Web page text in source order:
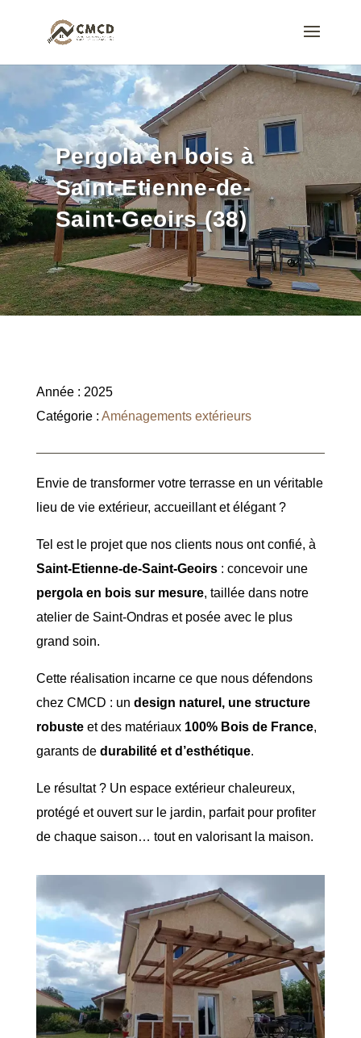
Pergola en bois à
Saint-Etienne-de-
Saint-Geoirs (38)
Année : 2025
Catégorie : Aménagements extérieurs
Envie de transformer votre terrasse en un véritable
lieu de vie extérieur, accueillant et élégant ?
Tel est le projet que nos clients nous ont confié, à
Saint-Etienne-de-Saint-Geoirs: concevoir une
pergola en bois sur mesure, taillée dans notre
atelier de Saint-Ondras et posée avec le plus
grand soin.
Cette réalisation incarne ce que nous défendons
chez CMCD : un design naturel, une structure
robusteet des matériaux 100% Bois de France,
garants de durabilité et d’esthétique.
Le résultat ? Un espace extérieur chaleureux,
protégé et ouvert sur le jardin, parfait pour profiter
de chaque saison… tout en valorisant la maison.